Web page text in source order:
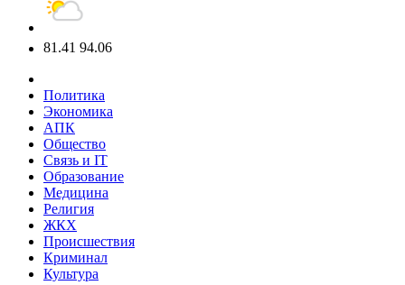
81.41 94.06
Политика
Экономика
АПК
Общество
Связь и IT
Образование
Медицина
Религия
ЖКХ
Происшествия
Криминал
Культура